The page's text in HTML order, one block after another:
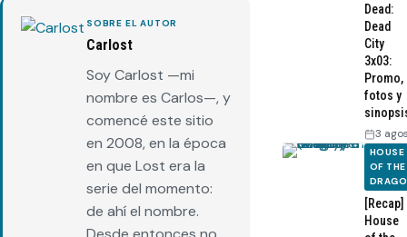
SOBRE EL AUTOR
Carlost
Soy Carlost —mi
nombre es Carlos—, y
comencé este sitio
en 2008, en la época
en que Lost era la
serie del momento:
de ahí el nombre.
Dead:
Dead
City
3x03:
Promo,
fotos y
3
HOUSE
OF THE
[Recap]
House